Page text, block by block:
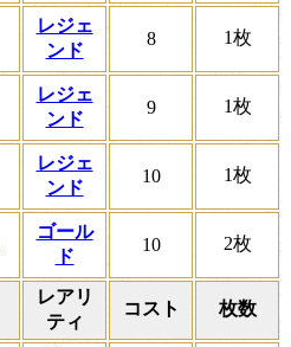
レジェ
ンド
8 1枚
レジェ
ンド
9 1枚
レジェ
ンド
10 1枚
ゴール
ド
10 2枚
レアリ
ティ
コスト 枚数